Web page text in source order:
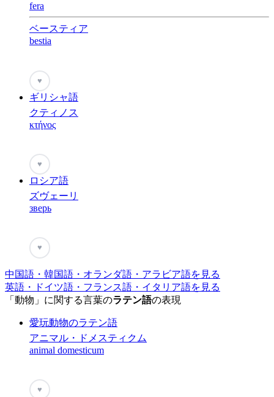
fera
ベースティア
bestia
♥
ギリシャ語
クティノス
κτήνος
♥
ロシア語
ズヴェーリ
зверь
♥
中国語・韓国語・オランダ語・アラビア語を見る
英語・ドイツ語・フランス語・イタリア語を見る
「動物」に関する言葉のラテン語の表現
愛玩動物のラテン語
アニマル・ドメスティクム
animal domesticum
♥